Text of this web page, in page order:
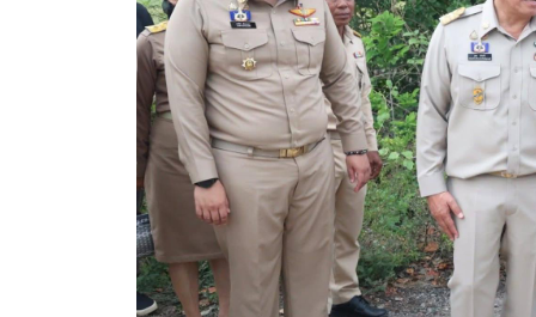
ระบบสืบค้นข้อมูล ประกาศ ก.จ.จ. สุพรรณบุรี (พ.ศ
Document
คลินิกเซ็นเตอร์
แบบฟอร์มบริหารงานบุคคล
รายงานตรวจสอบภายใน